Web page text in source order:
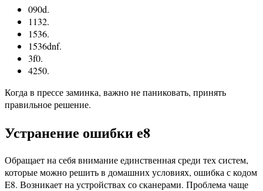
090d.
1132.
1536.
1536dnf.
3f0.
4250.
Когда в прессе заминка, важно не паниковать, принять
правильное решение.
Устранение ошибки е8
Обращает на себя внимание единственная среди тех систем,
которые можно решить в домашних условиях, ошибка с кодом
E8. Возникает на устройствах со сканерами. Проблема чаще